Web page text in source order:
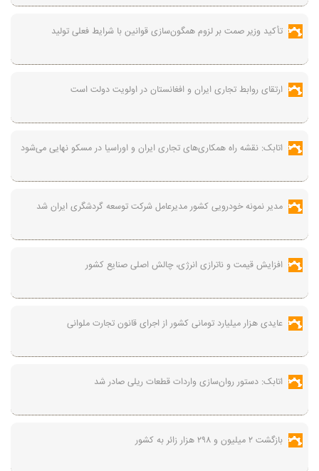
تأکید وزیر صمت بر لزوم همگون‌سازی قوانین با شرایط فعلی تولید
ارتقای روابط تجاری ایران و افغانستان در اولویت دولت است
اتابک: نقشه راه همکاری‌های تجاری ایران و اوراسیا در مسکو نهایی می‌شود
مدیر نمونه خودرویی کشور مدیرعامل شرکت توسعه گردشگری ایران شد
افزایش قیمت و ناترازی انرژی، چالش اصلی صنایع کشور
عایدی هزار میلیارد تومانی کشور از اجرای قانون تجارت ملوانی
اتابک: دستور روان‌سازی واردات قطعات ریلی صادر شد
بازگشت ۲ میلیون و ۲۹۸ هزار زائر به کشور